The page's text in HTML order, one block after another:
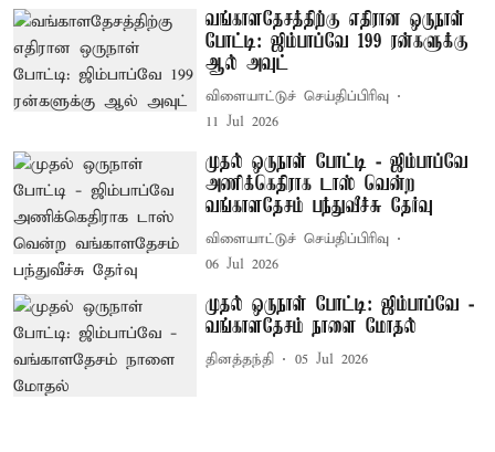
வங்காளதேசத்திற்கு எதிரான ஒருநாள்
போட்டி: ஜிம்பாப்வே 199 ரன்களுக்கு
ஆல் அவுட்
விளையாட்டுச் செய்திப்பிரிவு
11 Jul 2026
முதல் ஒருநாள் போட்டி - ஜிம்பாப்வே
அணிக்கெதிராக டாஸ் வென்ற
வங்காளதேசம் பந்துவீச்சு தேர்வு
விளையாட்டுச் செய்திப்பிரிவு
06 Jul 2026
முதல் ஒருநாள் போட்டி: ஜிம்பாப்வே -
வங்காளதேசம் நாளை மோதல்
தினத்தந்தி 05 Jul 2026